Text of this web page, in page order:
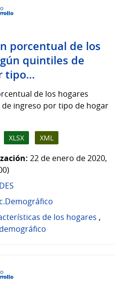
porcentual de los
quintiles de
tipo...
de los hogares
ingreso por tipo de hogar
XLSX XML
22 de enero de 2020,
de los hogares ,